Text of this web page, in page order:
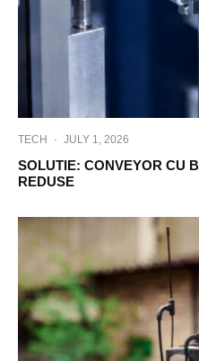
TECH · JULY 1, 2026
SOLUTIE: CONVEYOR CU
REDUSE